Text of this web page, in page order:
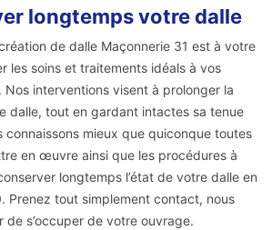
longtemps votre dalle
de dalle Maçonnerie 31 est à votre
les soins et traitements idéals à vos
Nos interventions visent à prolonger la
dalle, tout en gardant intactes sa tenue
connaissons mieux que quiconque toutes
en œuvre ainsi que les procédures à
longtemps l’état de votre dalle en
Prenez tout simplement contact, nous
de s’occuper de votre ouvrage.